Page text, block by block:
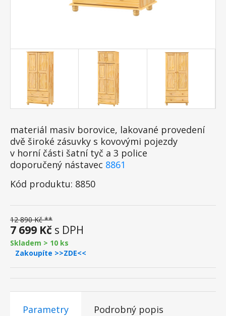
materiál masiv borovice, lakované provedení
dvě široké zásuvky s kovovými pojezdy
v horní části šatní tyč a 3 police
doporučený nástavec 8861
Kód produktu: 8850
12 890 Kč **
7 699 Kč s DPH
Skladem > 10 ks
Zakoupíte >>ZDE<<
Parametry Podrobný popis